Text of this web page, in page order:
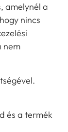
amelynél a
nincs
nem
és a termék